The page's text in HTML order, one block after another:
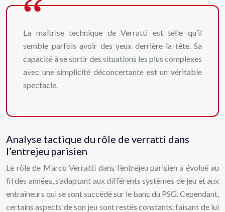
La maîtrise technique de Verratti est telle qu’il
semble parfois avoir des yeux derrière la tête. Sa
capacité à se sortir des situations les plus complexes
avec une simplicité déconcertante est un véritable
spectacle.
Analyse tactique du rôle de verratti dans
l’entrejeu parisien
Le rôle de Marco Verratti dans l’entrejeu parisien a évolué au
fil des années, s’adaptant aux différents systèmes de jeu et aux
entraîneurs qui se sont succédé sur le banc du PSG. Cependant,
certains aspects de son jeu sont restés constants, faisant de lui